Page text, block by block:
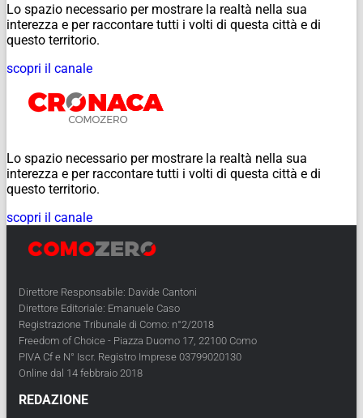
Lo spazio necessario per mostrare la realtà nella sua
interezza e per raccontare tutti i volti di questa città e di
questo territorio.
scopri il canale
Lo spazio necessario per mostrare la realtà nella sua
interezza e per raccontare tutti i volti di questa città e di
questo territorio.
scopri il canale
Direttore Responsabile: Davide Cantoni
Direttore Editoriale: Emanuele Caso
Registrazione Tribunale di Como: n°2/2018
Freedom of Choice - Piazza Duomo 17, 22100 Como
PIVA Cf e N° Iscr. Registro Imprese 03799020130
Online dal 14 febbraio 2018
REDAZIONE